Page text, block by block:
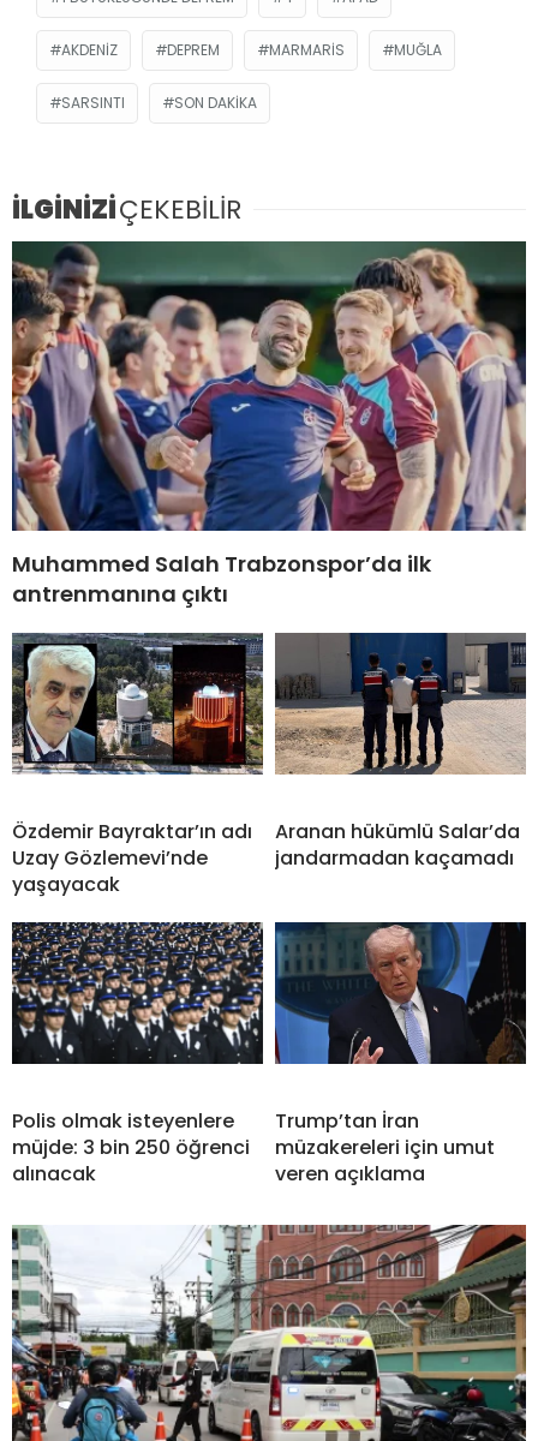
AKDENIZ DEPREM MARMARIS MUĞLA
SARSINTI SON DAKIKA
İLGİNİZİÇEKEBİLİR
Muhammed Salah Trabzonspor’da ilk
antrenmanına çıktı
Özdemir Bayraktar’ın adı
Uzay Gözlemevi’nde
yaşayacak
Aranan hükümlü Salar’da
jandarmadan kaçamadı
Polis olmak isteyenlere
müjde: 3 bin 250 öğrenci
alınacak
Trump’tan İran
müzakereleri için umut
veren açıklama